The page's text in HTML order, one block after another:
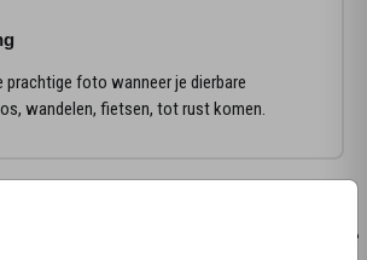
prachtige foto wanneer je dierbare
wandelen, fietsen, tot rust komen.
deze stijl